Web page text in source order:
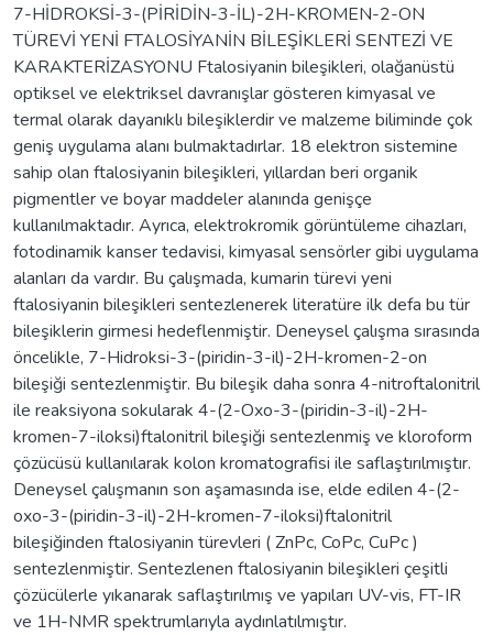
7-HİDROKSİ-3-(PİRİDİN-3-İL)-2H-KROMEN-2-ON
TÜREVİ YENİ FTALOSİYANİN BİLEŞİKLERİ SENTEZİ VE
KARAKTERİZASYONU Ftalosiyanin bileşikleri, olağanüstü
optiksel ve elektriksel davranışlar gösteren kimyasal ve
termal olarak dayanıklı bileşiklerdir ve malzeme biliminde çok
geniş uygulama alanı bulmaktadırlar. 18 elektron sistemine
sahip olan ftalosiyanin bileşikleri, yıllardan beri organik
pigmentler ve boyar maddeler alanında genişçe
kullanılmaktadır. Ayrıca, elektrokromik görüntüleme cihazları,
fotodinamik kanser tedavisi, kimyasal sensörler gibi uygulama
alanları da vardır. Bu çalışmada, kumarin türevi yeni
ftalosiyanin bileşikleri sentezlenerek literatüre ilk defa bu tür
bileşiklerin girmesi hedeflenmiştir. Deneysel çalışma sırasında
öncelikle, 7-Hidroksi-3-(piridin-3-il)-2H-kromen-2-on
bileşiği sentezlenmiştir. Bu bileşik daha sonra 4-nitroftalonitril
ile reaksiyona sokularak 4-(2-Oxo-3-(piridin-3-il)-2H-
kromen-7-iloksi)ftalonitril bileşiği sentezlenmiş ve kloroform
çözücüsü kullanılarak kolon kromatografisi ile saflaştırılmıştır.
Deneysel çalışmanın son aşamasında ise, elde edilen 4-(2-
oxo-3-(piridin-3-il)-2H-kromen-7-iloksi)ftalonitril
bileşiğinden ftalosiyanin türevleri ( ZnPc, CoPc, CuPc )
sentezlenmiştir. Sentezlenen ftalosiyanin bileşikleri çeşitli
çözücülerle yıkanarak saflaştırılmış ve yapıları UV-vis, FT-IR
ve 1H-NMR spektrumlarıyla aydınlatılmıştır.